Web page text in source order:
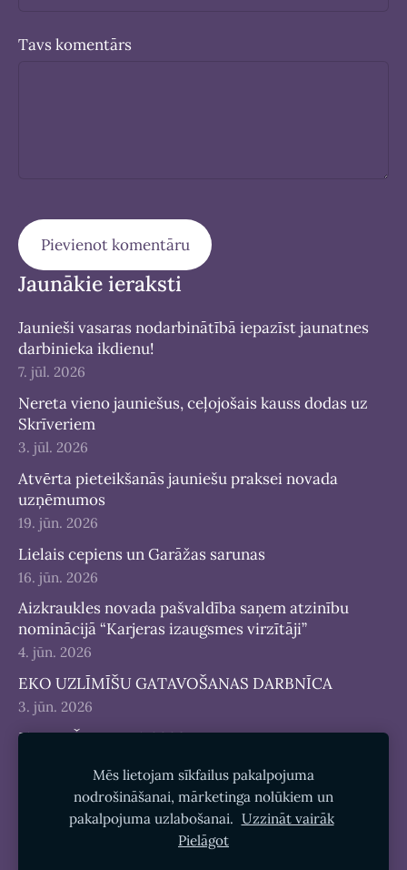
Jaunākie ieraksti
Jaunieši vasaras nodarbinātībā iepazīst jaunatnes
darbinieka ikdienu!
7. jūl. 2026
Nereta vieno jauniešus, ceļojošais kauss dodas uz
Skrīveriem
3. jūl. 2026
Atvērta pieteikšanās jauniešu praksei novada
uzņēmumos
19. jūn. 2026
Lielais cepiens un Garāžas sarunas
16. jūn. 2026
Aizkraukles novada pašvaldība saņem atzinību
nominācijā “Karjeras izaugsmes virzītāji”
4. jūn. 2026
EKO UZLĪMĪŠU GATAVOŠANAS DARBNĪCA
3. jūn. 2026
JAUNIEŠU DIENA 2026
Tavs komentārs
Sīkdatnes
Mēs lietojam sīkfailus pakalpojuma
nodrošināšanai, mārketinga nolūkiem un
pakalpojuma uzlabošanai. Uzzināt vairāk
Pielāgot